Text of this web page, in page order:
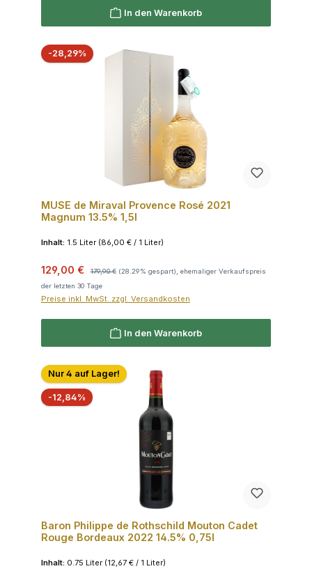
In den Warenkorb
-28,29%Rabatt
MUSE de Miraval Provence Rosé 2021
Magnum 13.5% 1,5l
Inhalt: 1.5 Liter (86,00 € / 1 Liter)
Verkaufspreis:
129,00 € Regulärer Preis:
179,90 € (28.29% gespart), ehemaliger Verkaufspreis
der letzten 30 Tage
Preise inkl. MwSt. zzgl. Versandkosten
In den Warenkorb
Nur 4 auf Lager!
-12,84%Rabatt
Baron Philippe de Rothschild Mouton Cadet
Rouge Bordeaux 2022 14.5% 0,75l
Inhalt: 0.75 Liter (12,67 € / 1 Liter)